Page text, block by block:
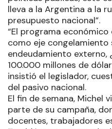
lleva a la Argentina a la
presupuesto nacional”.
“El programa
como eje congelamiento
endeudamiento externo,
100.000 millones de
insistió el legislador,
del pasivo nacional.
El fin de semana, Michel
parte de su campaña,
docentes, trabajadores